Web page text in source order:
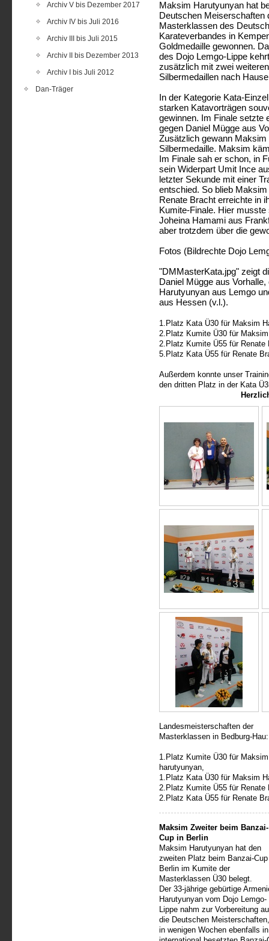
Archiv V bis Dezember 2017
Archiv IV bis Juli 2016
Archiv III bis Juli 2015
Archiv II bis Dezember 2013
Archiv I bis Juli 2012
Dan-Träger
Maksim Harutyunyan hat
Deutschen Meiserschaften
Masterklassen des
Karateverbandes in
Goldmedaille gewonnen.
des Dojo Lemgo-Lippe
zusätzlich mit zwei weiteren
Silbermedaillen nach
In der Kategorie Kata-
starken Katavorträgen
gewinnen. Im Finale setzte
gegen Daniel Mügge aus
Zusätzlich gewann
Silbermedaille. Maksim
Im Finale sah er schon, in
sein Widerpart Umit Ince
letzter Sekunde mit einer
entschied. So blieb
Renate Bracht erreichte in
Kumite-Finale. Hier
Joheina Hamami aus
aber trotzdem über die
Fotos (Bildrechte Dojo
"DMMasterKata.jpg" zeigt
Daniel Mügge aus
Harutyunyan aus Lemgo
aus Hessen (v.l.).
1.Platz Kata Ü30 für Maksim
2.Platz Kumite Ü30 für
2.Platz Kumite Ü55 für Renate
5.Platz Kata Ü55 für Renate
Außerdem konnte unser
den dritten Platz in der Kata
Landesmeisterschaften der
Masterklassen in Bedburg-Hau:
1.Platz Kumite Ü30 für Maksim
harutyunyan,
1.Platz Kata Ü30 für Maksim
2.Platz Kumite Ü55 für Renate
2.Platz Kata Ü55 für Renate
Maksim Zweiter beim Banzai-
Cup in Berlin
Maksim Harutyunyan hat den
zweiten Platz beim Banzai-
Berlin im Kumite der
Masterklassen Ü30 belegt.
Der 33-jährige gebürtige
Harutyunyan vom Dojo Lemgo-
Lippe nahm zur Vorbereitung
die Deutschen
in wenigen Wochen ebenfalls